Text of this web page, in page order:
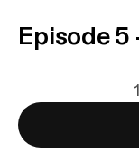
Episode 5